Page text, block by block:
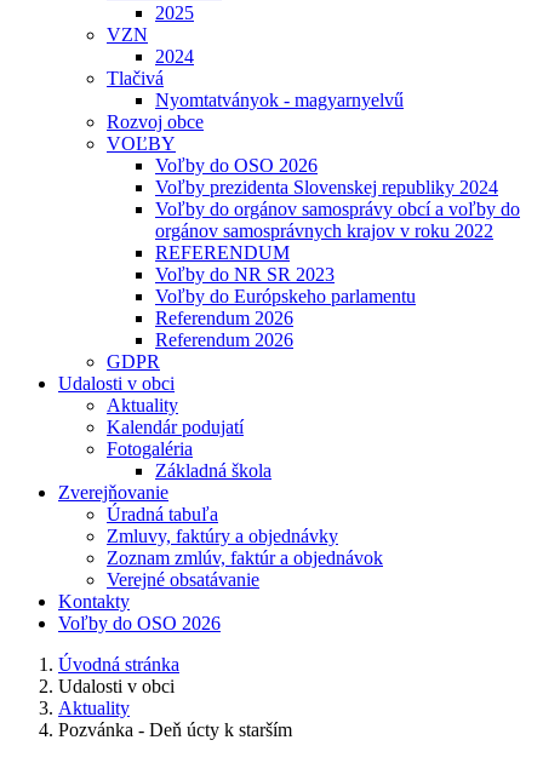
2025
VZN
2024
Tlačivá
Nyomtatványok - magyarnyelvű
Rozvoj obce
VOĽBY
Voľby do OSO 2026
Voľby prezidenta Slovenskej republiky 2024
Voľby do orgánov samosprávy obcí a voľby do
orgánov samosprávnych krajov v roku 2022
REFERENDUM
Voľby do NR SR 2023
Voľby do Európskeho parlamentu
Referendum 2026
Referendum 2026
GDPR
Udalosti v obci
Aktuality
Kalendár podujatí
Fotogaléria
Základná škola
Zverejňovanie
Úradná tabuľa
Zmluvy, faktúry a objednávky
Zoznam zmlúv, faktúr a objednávok
Verejné obsatávanie
Kontakty
Voľby do OSO 2026
Úvodná stránka
Udalosti v obci
Aktuality
Pozvánka - Deň úcty k starším